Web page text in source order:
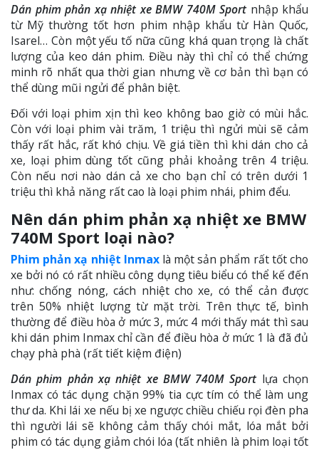
Dán phim phản xạ nhiệt xe BMW 740M Sport nhập khẩu
từ Mỹ thường tốt hơn phim nhập khẩu từ Hàn Quốc,
Isarel… Còn một yếu tố nữa cũng khá quan trọng là chất
lượng của keo dán phim. Điều này thì chỉ có thể chứng
minh rõ nhất qua thời gian nhưng về cơ bản thì bạn có
thể dùng mũi ngửi để phân biệt.
Đối với loại phim xịn thì keo không bao giờ có mùi hắc.
Còn với loại phim vài trăm, 1 triệu thì ngửi mùi sẽ cảm
thấy rất hắc, rất khó chịu. Về giá tiền thì khi dán cho cả
xe, loại phim dùng tốt cũng phải khoảng trên 4 triệu.
Còn nếu nơi nào dán cả xe cho bạn chỉ có trên dưới 1
triệu thì khả năng rất cao là loại phim nhái, phim đểu.
Nên dán phim phản xạ nhiệt xe BMW
740M Sport loại nào?
Phim phản xạ nhiệt Inmaxlà một sản phẩm rất tốt cho
xe bởi nó có rất nhiều công dụng tiêu biểu có thể kế đến
như: chống nóng, cách nhiệt cho xe, có thể cản được
trên 50% nhiệt lượng từ mặt trời. Trên thực tế, bình
thường để điều hòa ở mức 3, mức 4 mới thấy mát thì sau
khi dán phim Inmax chỉ cần để điều hòa ở mức 1 là đã đủ
chạy phà phà (rất tiết kiệm điện)
Dán phim phản xạ nhiệt xe BMW 740M Sportlựa chọn
Inmax có tác dụng chặn 99% tia cực tím có thể làm ung
thư da. Khi lái xe nếu bị xe ngược chiều chiếu rọi đèn pha
thì người lái sẽ không cảm thấy chói mắt, lóa mắt bởi
phim có tác dụng giảm chói lóa (tất nhiên là phim loại tốt